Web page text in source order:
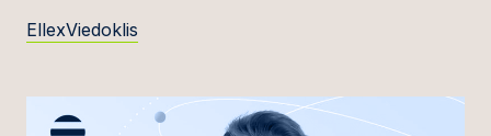
EllexViedoklis